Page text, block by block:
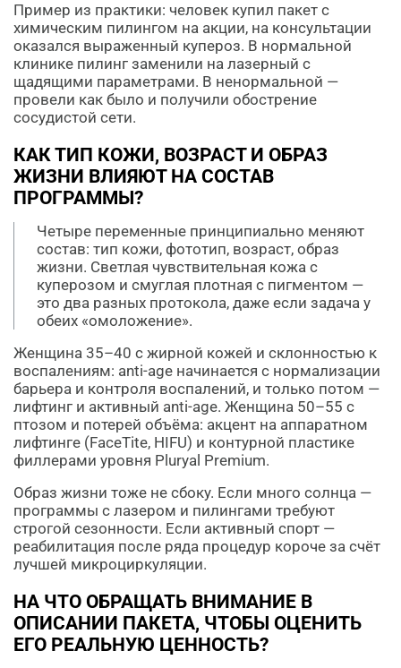
Пример из практики: человек купил пакет с
химическим пилингом на акции, на консультации
оказался выраженный купероз. В нормальной
клинике пилинг заменили на лазерный с
щадящими параметрами. В ненормальной —
провели как было и получили обострение
сосудистой сети.
КАК ТИП КОЖИ, ВОЗРАСТ И ОБРАЗ
ЖИЗНИ ВЛИЯЮТ НА СОСТАВ
ПРОГРАММЫ?
Четыре переменные принципиально меняют
состав: тип кожи, фототип, возраст, образ
жизни. Светлая чувствительная кожа с
куперозом и смуглая плотная с пигментом —
это два разных протокола, даже если задача у
обеих «омоложение».
Женщина 35–40 с жирной кожей и склонностью к
воспалениям: anti-age начинается с нормализации
барьера и контроля воспалений, и только потом —
лифтинг и активный anti-age. Женщина 50–55 с
птозом и потерей объёма: акцент на аппаратном
лифтинге (FaceTite, HIFU) и контурной пластике
филлерами уровня Pluryal Premium.
Образ жизни тоже не сбоку. Если много солнца —
программы с лазером и пилингами требуют
строгой сезонности. Если активный спорт —
реабилитация после ряда процедур короче за счёт
лучшей микроциркуляции.
НА ЧТО ОБРАЩАТЬ ВНИМАНИЕ В
ОПИСАНИИ ПАКЕТА, ЧТОБЫ ОЦЕНИТЬ
ЕГО РЕАЛЬНУЮ ЦЕННОСТЬ?